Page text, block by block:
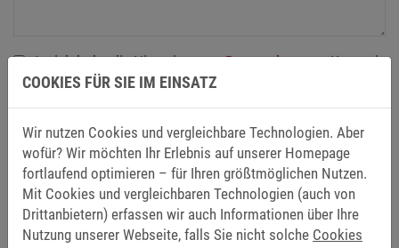
Ja, ich habe die Hinweise zumDatenschutzzur Kenntnis
genommen und bin mit der Verarbeitung meiner Daten
zum Zwecke der Kontaktaufnahme per E-Mail
einverstanden. Die Erteilung der Einwilligung i.S.v. Art. 6
Abs. 1 S. 1 lit. a) DSGVO ist freiwillig und meine einmal
erteilte Einwilligung kann jederzeit mit Wirkung für die
Zukunft widerrufen werden.*
COOKIES FÜR SIE IM EINSATZ
Wir nutzen Cookies und vergleichbare Technologien. Aber
wofür? Wir möchten Ihr Erlebnis auf unserer Homepage
fortlaufend optimieren – für Ihren größtmöglichen Nutzen.
Mit Cookies und vergleichbaren Technologien (auch von
Drittanbietern) erfassen wir auch Informationen über Ihre
Nutzung unserer Webseite, falls Sie nicht solche Cookies